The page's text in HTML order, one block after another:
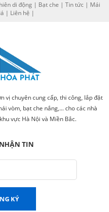
di động | Bạt che |Tin tức | Mái
| Liên hệ |
vị chuyên cung cấp, thi công, lắp đặt
vòm, bạt che nắng,... cho các nhà
vực Hà Nội và Miền Bắc.
TIN
KÝ